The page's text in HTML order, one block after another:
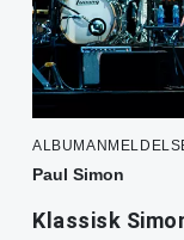
Paul Simon
Klassisk